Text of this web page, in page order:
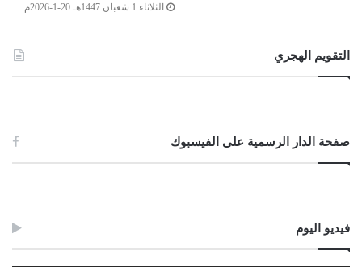
لجنة الفتوى بدار الإفتاء
أحمد ميلاد قدور
1٬023
الثلاثاء 1 شعبان 1447هـ 20-1-2026م
التقويم الهجري
صفحة الدار الرسمية على الفيسبوك
فيديو اليوم